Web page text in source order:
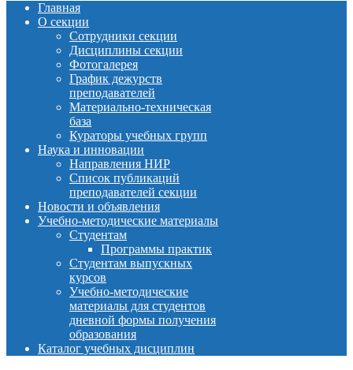
Главная
О секции
Сотрудники секции
Дисциплины секции
Фотогалерея
График дежурств
преподавателей
Материально-техническая
база
Кураторы учебных групп
Наука и инновации
Направления НИР
Список публикаций
преподавателей секции
Новости и объявления
Учебно-методические материалы
Студентам
Программы практик
Студентам выпускных
курсов
Учебно-методические
материалы для студентов
дневной формы получения
образования
Каталог учебных дисциплин